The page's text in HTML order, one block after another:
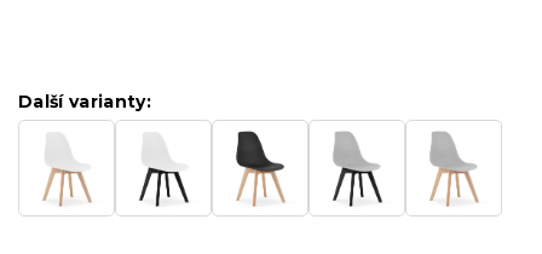
Další varianty: